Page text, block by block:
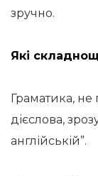
зручно.
Які
Граматика, не
дієслова,
англійській”.